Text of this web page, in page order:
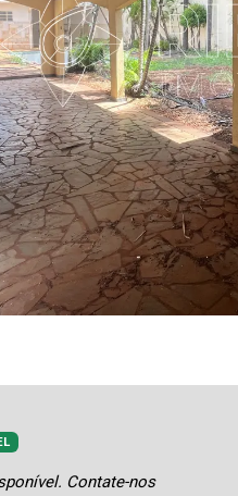
Contate-nos